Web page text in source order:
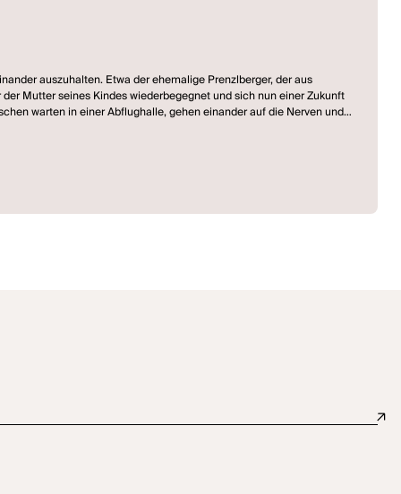
auszuhalten. Etwa der ehemalige Prenzlberger, der aus
Mutter seines Kindes wiederbegegnet und sich nun einer Zukunft
warten in einer Abflughalle, gehen einander auf die Nerven und